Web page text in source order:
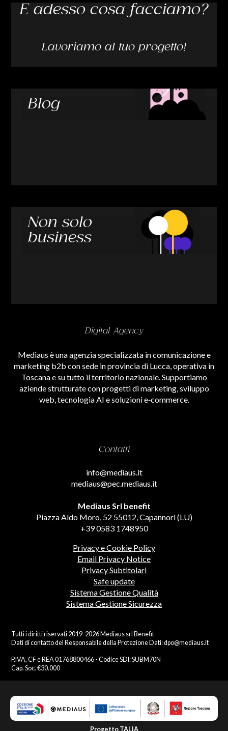
E adesso cosa facciamo?
Lavoriamo al tuo progetto!
Blog
Non solo
business
Digital Agency
Mediaus è una agenzia specializzata in comunicazione e
marketing b2b con sede in provincia di Lucca, operativa in
Toscana e su tutto il territorio nazionale. Supportiamo
aziende strutturate con progetti di marketing, sviluppo
web, tecnologia AI e soluzioni e‑commerce.
Contatti
info@mediaus.it
mediaus@pec.mediaus.it
Mediaus Srl benefit
Piazza Aldo Moro, 52 55012, Capannori (LU)
+39 0583 1748950
Privacy e Cookie Policy
Email Privacy Notice
Privacy Subtitolari
Safe update
Sistema Gestione Qualità
Sistema Gestione Sicurezza
Tutti i diritti riservati 2019-2026 Mediaus srl Benefit
Dati di contatto del Responsabile della Protezione Dati:dpo@mediaus.it
P.IVA, CF e REA 01768800466 - Codice SDI: SUBM70N
Cap. Soc. €30.000
Progetto TALIA